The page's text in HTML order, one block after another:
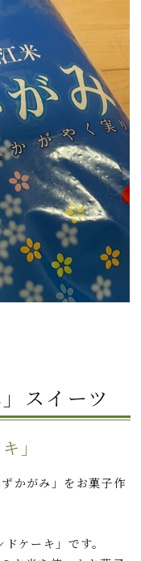
スイーツ
」
かがみ」をお菓子作
ケーキ」です。